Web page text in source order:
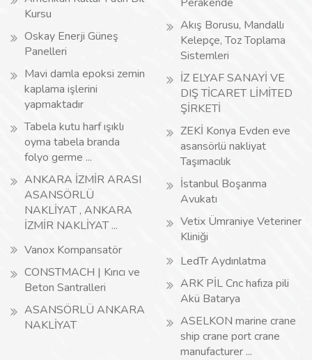
Kursu
Oskay Enerji Güneş
Panelleri
Mavi damla epoksi zemin
kaplama işlerini
yapmaktadır
Tabela kutu harf ışıklı
oyma tabela branda
folyo germe ...
ANKARA İZMİR ARASI
ASANSÖRLÜ
NAKLİYAT , ANKARA
İZMİR NAKLİYAT ...
Vanox Kompansatör
CONSTMACH | Kırıcı ve
Beton Santralleri
ASANSÖRLÜ ANKARA
NAKLİYAT
Akış Borusu, Mandallı
Kelepçe, Toz Toplama
Sistemleri
İZ ELYAF SANAYİ VE
DIŞ TİCARET LİMİTED
ŞİRKETİ
ZEKİ Konya Evden eve
asansörlü nakliyat
Taşımacılık
İstanbul Boşanma
Avukatı
Vetix Ümraniye Veteriner
Kliniği
LedTr Aydınlatma
ARK PİL Cnc hafıza pili
Akü Batarya
ASELKON marine crane
ship crane port crane
manufacturer ...